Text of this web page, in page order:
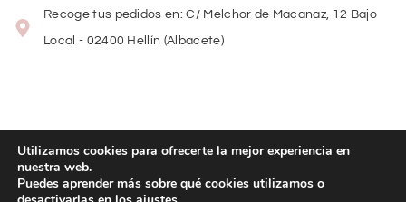
Recoge tus pedidos en: C/ Melchor de Macanaz, 12 Bajo
Local - 02400 Hellín (Albacete)
Copyright© 2026Lolitas Moda
Utilizamos cookies para ofrecerte la mejor experiencia en
nuestra web.
Puedes aprender más sobre qué cookies utilizamos o